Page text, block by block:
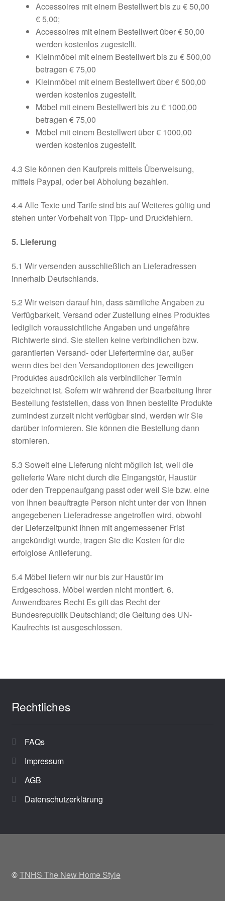
Accessoires mit einem Bestellwert bis zu € 50,00
€ 5,00;
Accessoires mit einem Bestellwert über € 50,00
werden kostenlos zugestellt.
Kleinmöbel mit einem Bestellwert bis zu € 500,00
betragen € 75,00
Kleinmöbel mit einem Bestellwert über € 500,00
werden kostenlos zugestellt.
Möbel mit einem Bestellwert bis zu € 1000,00
betragen € 75,00
Möbel mit einem Bestellwert über € 1000,00
werden kostenlos zugestellt.
4.3 Sie können den Kaufpreis mittels Überweisung,
mittels Paypal, oder bei Abholung bezahlen.
4.4 Alle Texte und Tarife sind bis auf Weiteres gültig und
stehen unter Vorbehalt von Tipp- und Druckfehlern.
5. Lieferung
5.1 Wir versenden ausschließlich an Lieferadressen
innerhalb Deutschlands.
5.2 Wir weisen darauf hin, dass sämtliche Angaben zu
Verfügbarkeit, Versand oder Zustellung eines Produktes
lediglich voraussichtliche Angaben und ungefähre
Richtwerte sind. Sie stellen keine verbindlichen bzw.
garantierten Versand- oder Liefertermine dar, außer
wenn dies bei den Versandoptionen des jeweiligen
Produktes ausdrücklich als verbindlicher Termin
bezeichnet ist. Sofern wir während der Bearbeitung Ihrer
Bestellung feststellen, dass von Ihnen bestellte Produkte
zumindest zurzeit nicht verfügbar sind, werden wir Sie
darüber informieren. Sie können die Bestellung dann
stornieren.
5.3 Soweit eine Lieferung nicht möglich ist, weil die
gelieferte Ware nicht durch die Eingangstür, Haustür
oder den Treppenaufgang passt oder weil Sie bzw. eine
von Ihnen beauftragte Person nicht unter der von Ihnen
angegebenen Lieferadresse angetroffen wird, obwohl
der Lieferzeitpunkt Ihnen mit angemessener Frist
angekündigt wurde, tragen Sie die Kosten für die
erfolglose Anlieferung.
5.4 Möbel liefern wir nur bis zur Haustür im
Erdgeschoss. Möbel werden nicht montiert. 6.
Anwendbares Recht Es gilt das Recht der
Bundesrepublik Deutschland; die Geltung des UN-
Kaufrechts ist ausgeschlossen.
Rechtliches
FAQs
Impressum
AGB
Datenschutzerklärung
©TNHS The New Home Style